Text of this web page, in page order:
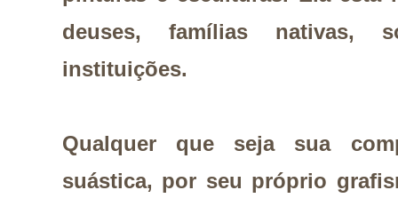
deuses, famílias nativas,
instituições.
Qualquer que seja sua
suástica, por seu próprio